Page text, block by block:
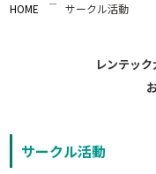
HOME サークル活動
レンテッ
サークル活動